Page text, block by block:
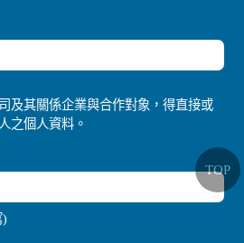
及其關係企業與合作對象，得直接或
之個人資料。
)
TOP